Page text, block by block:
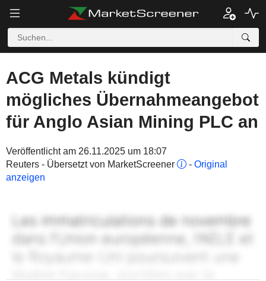
ACG Metals kündigt
mögliches Übernahmeangebot
für Anglo Asian Mining PLC an
Veröffentlicht am 26.11.2025 um 18:07
Reuters - Übersetzt von MarketScreener
- Original
anzeigen